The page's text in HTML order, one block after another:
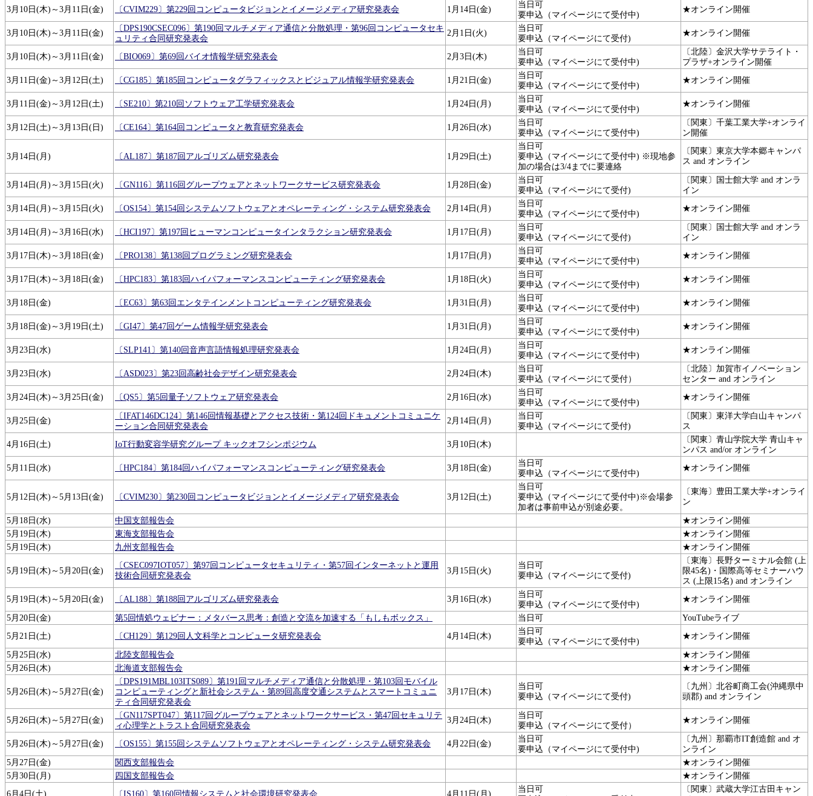
3月10日(木)～3月11日(金) 〔CVIM229〕第229回コンピュータビジョンとイメージメディア研究発表会 1月14日(金)
当日可
要申込（マイページにて受付中)
★オンライン開催
3月10日(木)～3月11日(金)
〔DPS190CSEC096〕第190回マルチメディア通信と分散処理・第96回コンピュータセキ
ュリティ合同研究発表会
2月1日(火)
当日可
要申込（マイページにて受付)
★オンライン開催
3月10日(木)～3月11日(金) 〔BIO069〕第69回バイオ情報学研究発表会 2月3日(木)
当日可
要申込（マイページにて受付中)
〔北陸〕金沢大学サテライト・
プラザ+オンライン開催
3月11日(金)～3月12日(土)
〔CG185〕第185回コンピュータグラフィックスとビジュアル情報学研究発表会 1月21日(金)
当日可
要申込（マイページにて受付中)
★オンライン開催
3月11日(金)～3月12日(土) 〔SE210〕第210回ソフトウェア工学研究発表会 1月24日(月)
当日可
要申込（マイページにて受付中)
★オンライン開催
3月12日(土)～3月13日(日) 〔CE164〕第164回コンピュータと教育研究発表会 1月26日(水)
当日可
要申込（マイページにて受付中)
〔関東〕千葉工業大学+オンライ
ン開催
3月14日(月) 〔AL187〕第187回アルゴリズム研究発表会 1月29日(土)
当日可
要申込（マイページにて受付中) ※現地参
加の場合は3/4までに要連絡
〔関東〕東京大学本郷キャンパ
ス and オンライン
3月14日(月)～3月15日(火) 〔GN116〕第116回グループウェアとネットワークサービス研究発表会 1月28日(金)
当日可
要申込（マイページにて受付)
〔関東〕国士館大学 and オンラ
イン
3月14日(月)～3月15日(火)
〔OS154〕第154回システムソフトウェアとオペレーティング・システム研究発表会 2月14日(月)
当日可
要申込（マイページにて受付中)
★オンライン開催
3月14日(月)～3月16日(水) 〔HCI197〕第197回ヒューマンコンピュータインタラクション研究発表会 1月17日(月)
当日可
要申込（マイページにて受付)
〔関東〕国士館大学 and オンラ
イン
3月17日(木)～3月18日(金)
〔PRO138〕第138回プログラミング研究発表会 1月17日(月)
当日可
要申込（マイページにて受付中)
★オンライン開催
3月17日(木)～3月18日(金) 〔HPC183〕第183回ハイパフォーマンスコンピューティング研究発表会 1月18日(火)
当日可
要申込（マイページにて受付中)
★オンライン開催
3月18日(金) 〔EC63〕第63回エンタテインメントコンピューティング研究発表会 1月31日(月)
当日可
要申込（マイページにて受付中)
★オンライン開催
3月18日(金)～3月19日(土) 〔GI47〕第47回ゲーム情報学研究発表会 1月31日(月)
当日可
要申込（マイページにて受付中)
★オンライン開催
3月23日(水) 〔SLP141〕第140回音声言語情報処理研究発表会 1月24日(月)
当日可
要申込（マイページにて受付中)
★オンライン開催
3月23日(水) 〔ASD023〕第23回高齢社会デザイン研究発表会 2月24日(木)
当日可
要申込（マイページにて受付）
〔北陸〕加賀市イノベーション
センター and オンライン
3月24日(木)～3月25日(金)
〔QS5〕第5回量子ソフトウェア研究発表会 2月16日(水)
当日可
要申込（マイページにて受付中)
★オンライン開催
3月25日(金)
〔IFAT146DC124〕第146回情報基礎とアクセス技術・第124回ドキュメントコミュニケ
ーション合同研究発表会
2月14日(月)
当日可
要申込（マイページにて受付)
〔関東〕東洋大学白山キャンパ
ス
4月16日(土)
IoT行動変容学研究グループ キックオフシンポジウム 3月10日(木)
〔関東〕青山学院大学 青山キャ
ンパス and/or オンライン
5月11日(水)
〔HPC184〕第184回ハイパフォーマンスコンピューティング研究発表会 3月18日(金)
当日可
要申込（マイページにて受付中)
★オンライン開催
5月12日(木)～5月13日(金) 〔CVIM230〕第230回コンピュータビジョンとイメージメディア研究発表会 3月12日(土)
当日可
要申込（マイページにて受付中)※会場参
加者は事前申込が別途必要。
〔東海〕豊田工業大学+オンライ
ン
5月18日(水) 中国支部報告会
★オンライン開催
5月19日(木)
東海支部報告会
★オンライン開催
5月19日(木)
九州支部報告会 ★オンライン開催
5月19日(木)～5月20日(金)
〔CSEC097IOT057〕第97回コンピュータセキュリティ・第57回インターネットと運用
技術合同研究発表会
3月15日(火)
当日可
要申込（マイページにて受付)
〔東海〕長野ターミナル会館 (上
限45名)・国際高等セミナーハウ
ス (上限15名) and オンライン
5月19日(木)～5月20日(金)
〔AL188〕第188回アルゴリズム研究発表会 3月16日(水)
当日可
要申込（マイページにて受付中)
★オンライン開催
5月20日(金) 第5回情処ウェビナー：メタバース思考：創造と交流を加速する「もしもボックス」 当日可
YouTubeライブ
5月21日(土)
〔CH129〕第129回人文科学とコンピュータ研究発表会 4月14日(木)
当日可
要申込（マイページにて受付中)
★オンライン開催
5月25日(水) 北陸支部報告会
★オンライン開催
5月26日(木)
北海道支部報告会 ★オンライン開催
5月26日(木)～5月27日(金)
〔DPS191MBL103ITS089〕第191回マルチメディア通信と分散処理・第103回モバイル
コンピューティングと新社会システム・第89回高度交通システムとスマートコミュニ
ティ合同研究発表会
3月17日(木)
当日可
要申込（マイページにて受付)
〔九州〕北谷町商工会(沖縄県中
頭郡) and オンライン
5月26日(木)～5月27日(金)
〔GN117SPT047〕第117回グループウェアとネットワークサービス・第47回セキュリテ
ィ心理学とトラスト合同研究発表会
3月24日(木)
当日可
要申込（マイページにて受付）
★オンライン開催
5月26日(木)～5月27日(金) 〔OS155〕第155回システムソフトウェアとオペレーティング・システム研究発表会 4月22日(金)
当日可
要申込（マイページにて受付中)
〔九州〕那覇市IT創造館 and オ
ンライン
5月27日(金)
関西支部報告会
★オンライン開催
5月30日(月)
四国支部報告会
★オンライン開催
6月4日(土)
〔IS160〕第160回情報システムと社会環境研究発表会 4月11日(月)
当日可
〔関東〕武蔵大学江古田キャン